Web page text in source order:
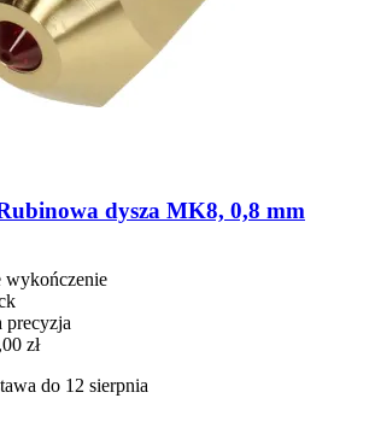
dysza MK8, 0,8 mm
wykończenie
precyzja
zł
do 12 sierpnia